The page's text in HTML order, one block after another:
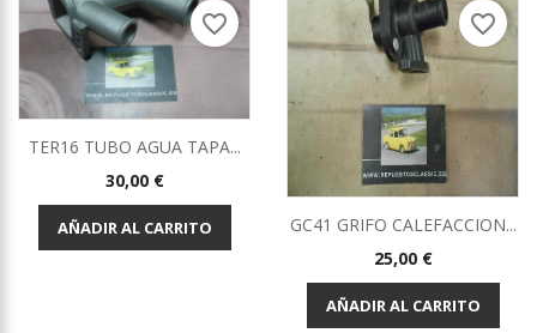
TER16 TUBO AGUA TAPA...
Precio
30,00 €
AÑADIR AL CARRITO
favorite_border
GC41 GRIFO CALEFACCION...
Precio
25,00 €
AÑADIR AL CARRITO
favorite_border